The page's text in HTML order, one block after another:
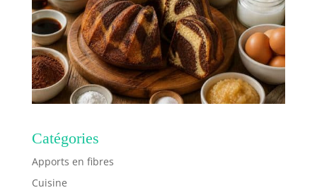
Catégories
Apports en fibres
Cuisine